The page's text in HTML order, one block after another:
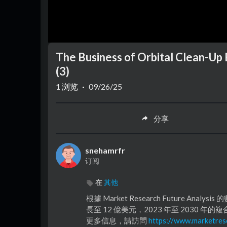
The Business of Orbital Clean-
(3)
1 浏览 · 09/26/25
分享
snehamrfr
订阅
在其他
根據 Market Research Future Analysis
長至 12 億美元，2023 年至 2030 年的複
更多信息，請訪問 https://